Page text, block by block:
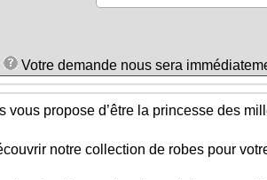
Votre demande nous sera
vous propose d’être la princesse des
notre collection de robes pour